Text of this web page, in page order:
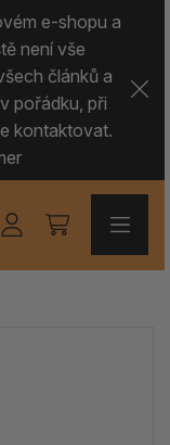
e-shopu a
není vše
článků a
pořádku, při
kontaktovat.